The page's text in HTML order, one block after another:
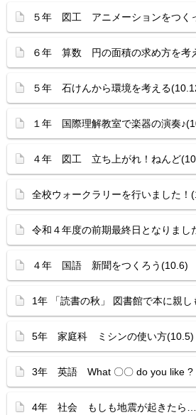
５年 図工 アニメーションをつく
６年 算数 円の面積の求め方を考
５年 石けんから環境を考える
１年 国際理解教室で楽器の演奏
４年 図工 立ち上がれ！ねんど
全校ウォークラリーを行いました！
令和４年度の前期最終日となりまし
４年 国語 新聞をつくろう(10.6)
1年 「読書の秋」 図書館で本に親し
5年 家庭科 ミシンの使い方(10.5)
3年 英語 What 〇〇 do you like ?
4年 社会 もしも地震が起きたら…